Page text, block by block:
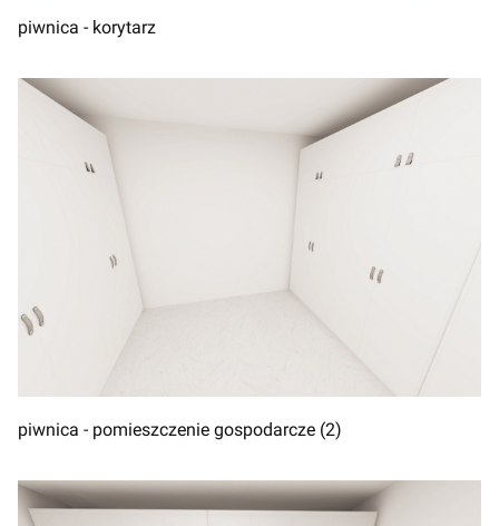
piwnica - korytarz
piwnica - pomieszczenie gospodarcze (2)